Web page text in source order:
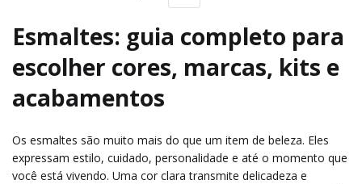
Esmaltes: guia completo para
escolher cores, marcas, kits e
acabamentos
Os esmaltes são muito mais do que um item de beleza. Eles
expressam estilo, cuidado, personalidade e até o momento que
você está vivendo. Uma cor clara transmite delicadeza e